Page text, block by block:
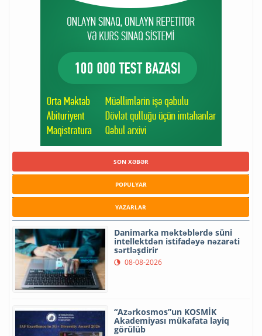
SON XƏBƏR
POPULYAR
YAZARLAR
Danimarka məktəblərdə süni
intellektdən istifadəyə nəzarəti
sərtləşdirir
08-08-2026
“Azərkosmos”un KOSMİK
Akademiyası mükafata layiq
görülüb